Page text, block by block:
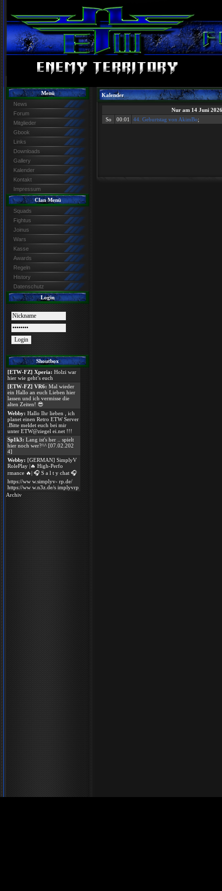
Menü
News
Forum
Mitglieder
Gbook
Links
Downloads
Gallery
Kalender
Kontakt
Impressum
Clan Menü
Squads
Fightus
Joinus
Wars
Kasse
Awards
Regeln
History
Datenschutz
Login
Shoutbox
[ETW-FZ] Xperia: Holzi war
hier wie geht’s euch
[ETW-FZ] VR6: Mal wieder
ein Hallo an euch Lieben hier
lassen und ich vermisse die
alten Zeiten! 😎
Webby: Hallo Ihr lieben , ich
planet einen Retro ETW Server
.Bitte meldet euch bei mir
unter ETW@ziegel ei.net !!!
Sp1k3: Lang ist's her .. spielt
hier noch wer?^^ [07.02.202
4]
Webby: [GERMAN] SimplyV
RolePlay |🔥 High-Perfo
rmance 🔥| 🎧 S a l t y chat 🎧
https://ww w.simplyv- rp.de/
https://ww w.n3z.de/s implyvrp
Archiv
Kalender
Nur am 14 Juni 2026
So
00:01 44. Geburtstag von AkimBo;